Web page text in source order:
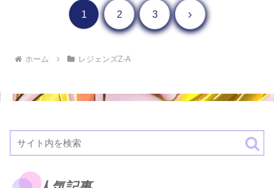
1 2 3 次へ
ホーム レジェンズZ-A